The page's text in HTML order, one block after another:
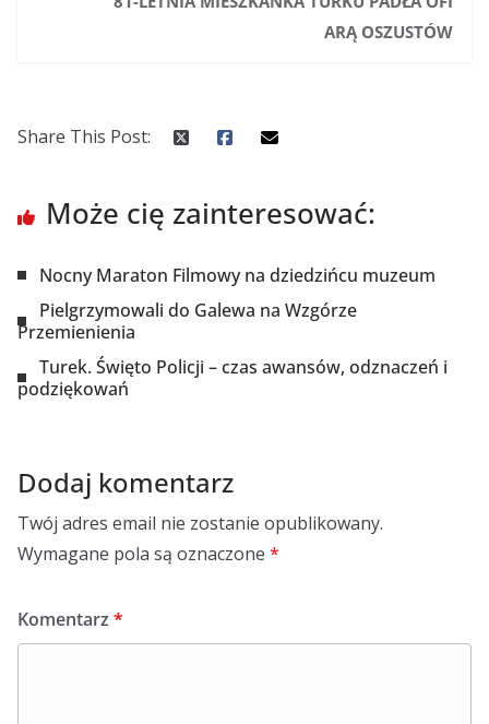
ARĄ OSZUSTÓW
Share This Post:
Może cię zainteresować:
Nocny Maraton Filmowy na dziedzińcu muzeum
Pielgrzymowali do Galewa na Wzgórze
Przemienienia
Turek. Święto Policji – czas awansów, odznaczeń i
podziękowań
Dodaj komentarz
Twój adres email nie zostanie opublikowany.
Wymagane pola są oznaczone *
Komentarz *